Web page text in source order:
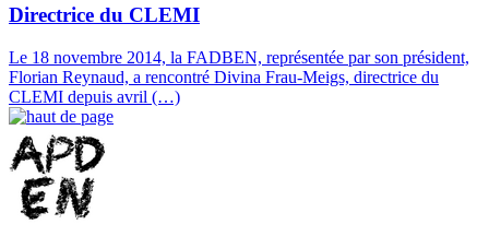
Directrice du CLEMI
Le 18 novembre 2014, la FADBEN, représentée par son président,
Florian Reynaud, a rencontré Divina Frau-Meigs, directrice du
CLEMI depuis avril (…)